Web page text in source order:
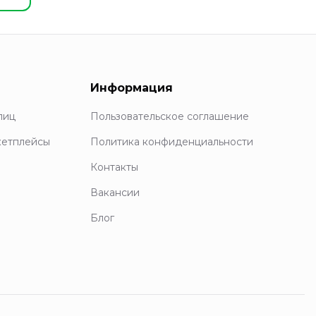
Информация
Пользовательское соглашение
Политика конфиденциальности
Контакты
Вакансии
Блог